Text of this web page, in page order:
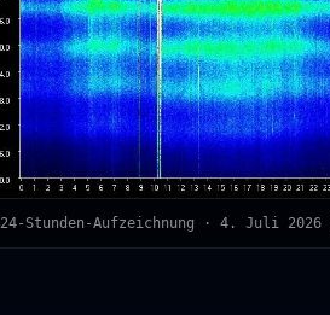
24-Stunden-Aufzeichnung · 4. Juli 2026